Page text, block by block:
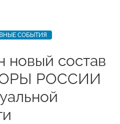
СОБЫТИЯ
состав
РОССИИ